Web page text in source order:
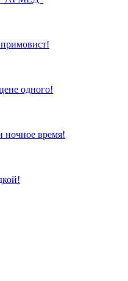
одного!
ночное время!